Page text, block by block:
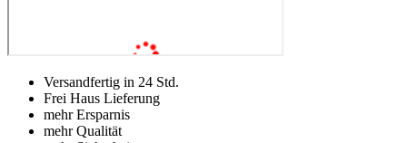
Versandfertig in 24 Std.
Frei Haus Lieferung
mehr Ersparnis
mehr Qualität